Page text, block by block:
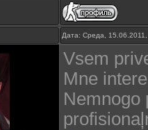
Дата: Среда,
Vsem
Mne
Nemnogo